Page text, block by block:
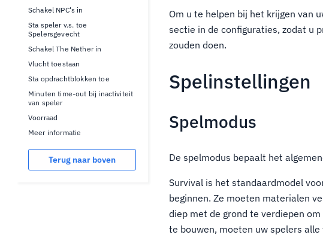
Schakel NPC's in
Sta speler v.s. toe
Spelersgevecht
Schakel The Nether in
Vlucht toestaan
Sta opdrachtblokken toe
Minuten time-out bij inactiviteit
van speler
Voorraad
Meer informatie
Terug naar boven
Om u te helpen bij het krijgen van
sectie in de configuraties, zodat u
zouden doen.
Spelinstellingen
Spelmodus
De spelmodus bepaalt het
Survival is het standaardmodel
beginnen. Ze moeten materialen
diep met de grond te verdiepen
te bouwen, moeten uw spelers